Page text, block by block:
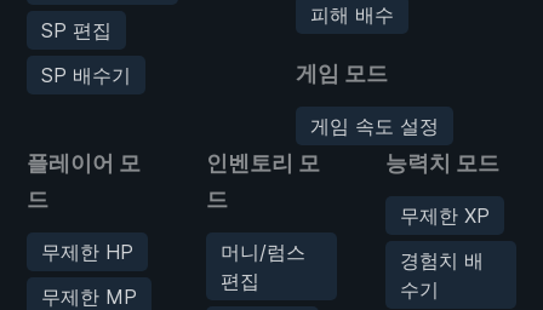
SP 편집
SP 배수기
피해 배수
게임 모드
게임 속도 설정
플레이어 모
드
무제한 HP
무제한 MP
인벤토리 모
드
머니/럼스
편집
능력치 모드
무제한 XP
경험치 배
수기